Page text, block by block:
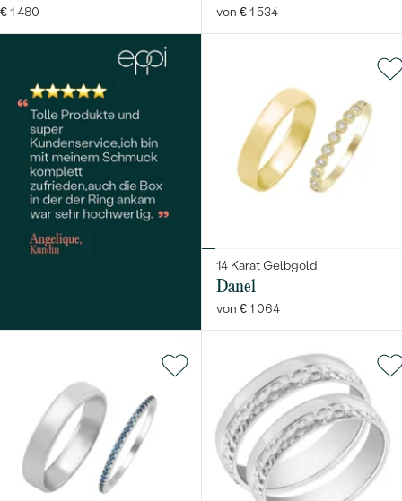
€ 1 480 von € 1 534
14 Karat Gelbgold
Danel
von € 1 064